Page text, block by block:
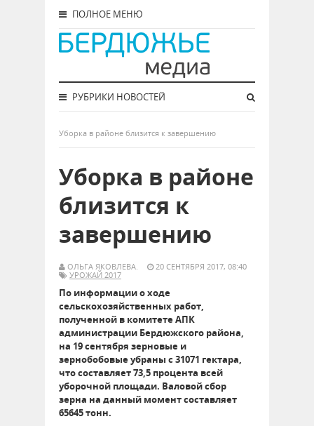
ПОЛНОЕ МЕНЮ
РУБРИКИ НОВОСТЕЙ
Уборка в районе близится к завершению
Уборка в районе
близится к
завершению
ОЛЬГА ЯКОВЛЕВА.
20 СЕНТЯБРЯ 2017, 08:40
УРОЖАЙ 2017
По информации о ходе
сельскохозяйственных работ,
полученной в комитете АПК
администрации Бердюжского района,
на 19 сентября зерновые и
зернобобовые убраны с 31071 гектара,
что составляет 73,5 процента всей
уборочной площади. Валовой сбор
зерна на данный момент составляет
65645 тонн.